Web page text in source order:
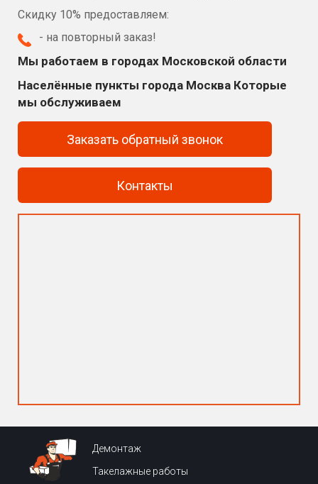
Скидку 10% предоставляем:
- на повторный заказ!
Мы работаем в городах Московской области
Населённые пункты города Москва Которые
мы обслуживаем
Заказать обратный звонок
Контакты
Демонтаж
Такелажные работы